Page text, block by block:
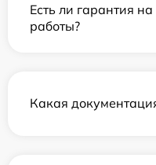
Есть ли гарантия
работы?
Какая